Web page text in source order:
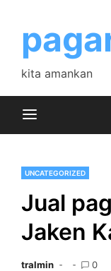
content
kita amankan
UNCATEGORIZED
Jual
Jaken
tralmin 0